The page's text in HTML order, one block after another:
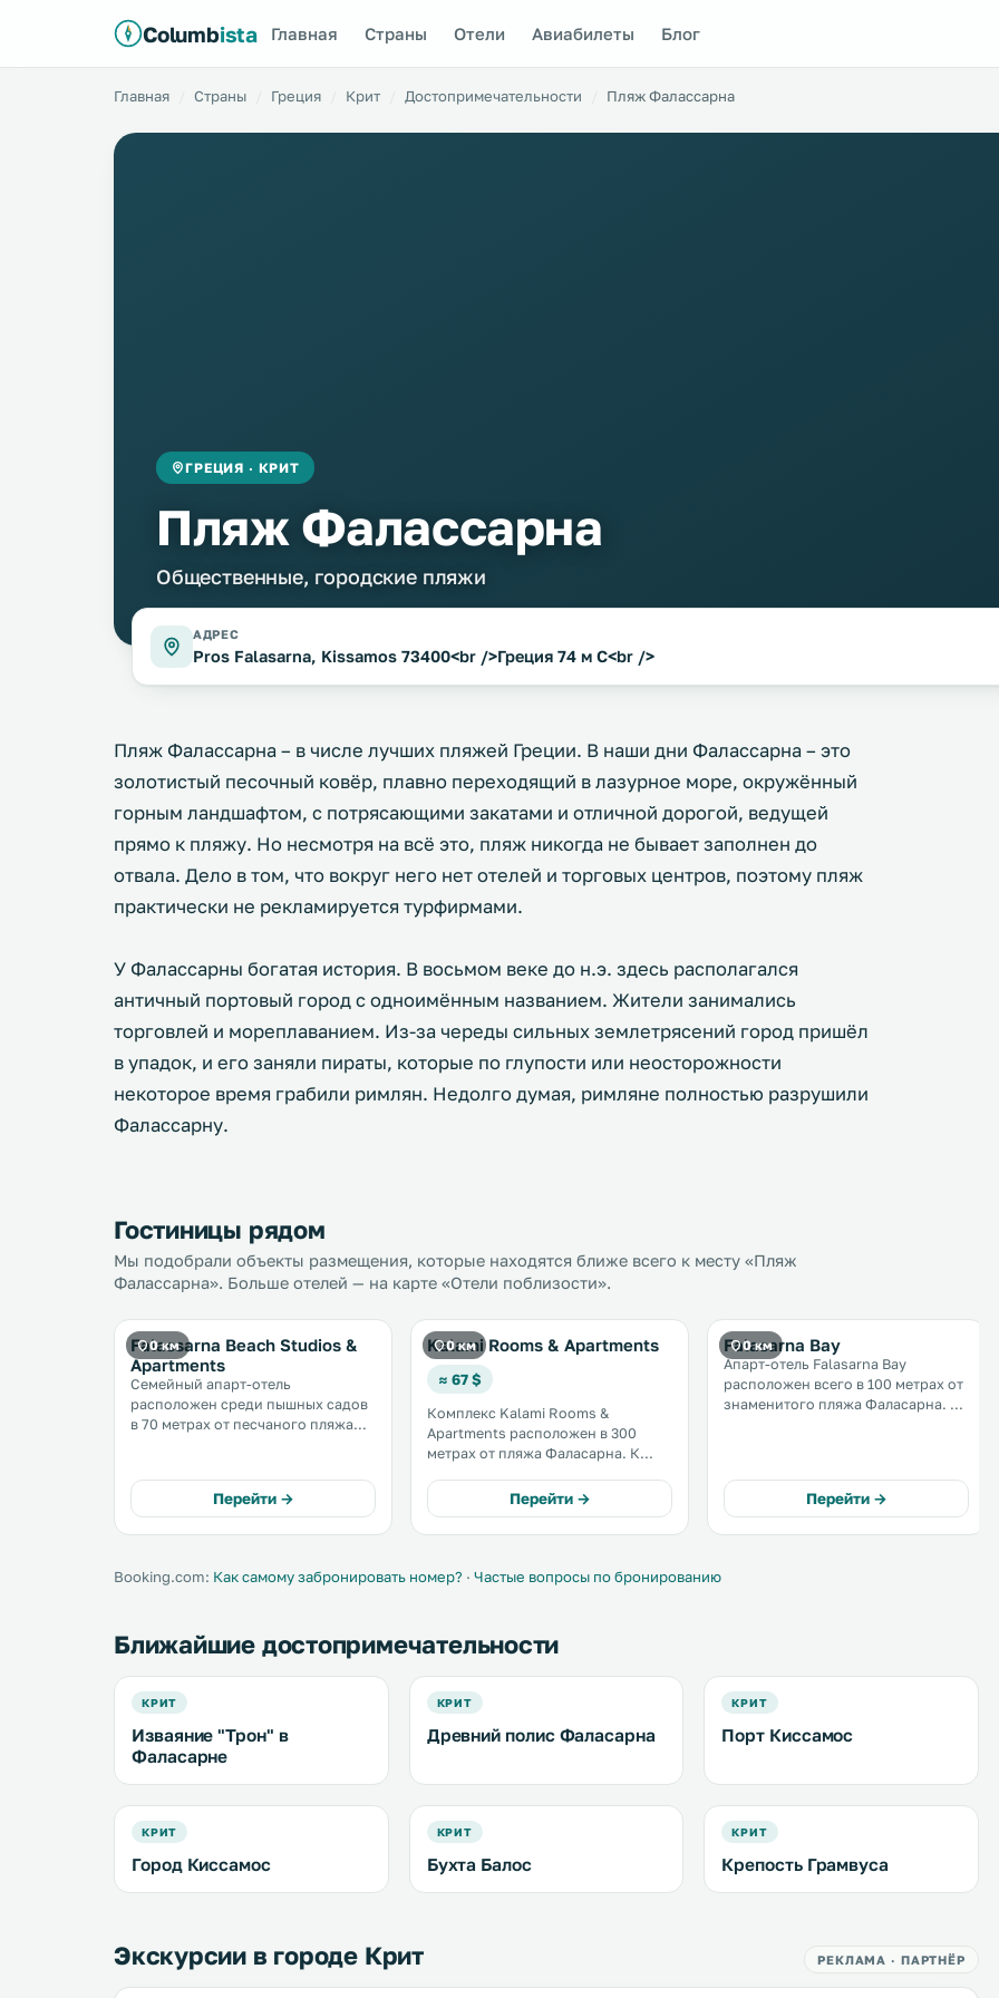
Columbista Главная Страны Отели Авиабилеты Блог
Главная Страны Греция Крит Достопримечательности Пляж Фалассарна
ГРЕЦИЯ · КРИТ
Пляж Фалассарна
Общественные, городские пляжи
АДРЕС
Pros Falasarna, Kissamos 73400<br />Греция 74 м С<br />
Пляж Фалассарна – в числе лучших пляжей Греции. В наши дни Фалассарна – это
золотистый песочный ковёр, плавно переходящий в лазурное море, окружённый
горным ландшафтом, с потрясающими закатами и отличной дорогой, ведущей
прямо к пляжу. Но несмотря на всё это, пляж никогда не бывает заполнен до
отвала. Дело в том, что вокруг него нет отелей и торговых центров, поэтому пляж
практически не рекламируется турфирмами.
У Фалассарны богатая история. В восьмом веке до н.э. здесь располагался
античный портовый город с одноимённым названием. Жители занимались
торговлей и мореплаванием. Из-за череды сильных землетрясений город пришёл
в упадок, и его заняли пираты, которые по глупости или неосторожности
некоторое время грабили римлян. Недолго думая, римляне полностью разрушили
Фалассарну.
Гостиницы рядом
Мы подобрали объекты размещения, которые находятся ближе всего к месту «Пляж
Фалассарна». Больше отелей — на карте «Отели поблизости».
0 км
Falassarna Beach Studios &
Apartments
Семейный апарт-отель
расположен среди пышных садов
в 70 метрах от песчаного пляжа
море, а также апартаменты и
номера-студио с собственной
Перейти →
0 км
Kalami Rooms & Apartments
≈ 67 $
Комплекс Kalami Rooms &
Apartments расположен в 300
метрах от пляжа Фаласарна. К
традиционной кухни и номера с
собственными балконами,
некоторые из которых — с видом
обустроена бесплатная парковка. .
Перейти →
0 км
Falasarna Bay
Апарт-отель Falasarna Bay
расположен всего в 100 метрах от
знаменитого пляжа Фаласарна. К
балконом с видом на Критское
Перейти →
Booking.com: Как самому забронировать номер? · Частые вопросы по бронированию
Ближайшие достопримечательности
КРИТ
Изваяние "Трон" в
Фаласарне
КРИТ
Древний полис Фаласарна
КРИТ
Порт Киссамос
КРИТ
Город Киссамос
КРИТ
Бухта Балос
КРИТ
Крепость Грамвуса
Экскурсии в городе Крит РЕКЛАМА · ПАРТНЁР